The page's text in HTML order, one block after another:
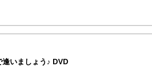
いましょう♪ DVD